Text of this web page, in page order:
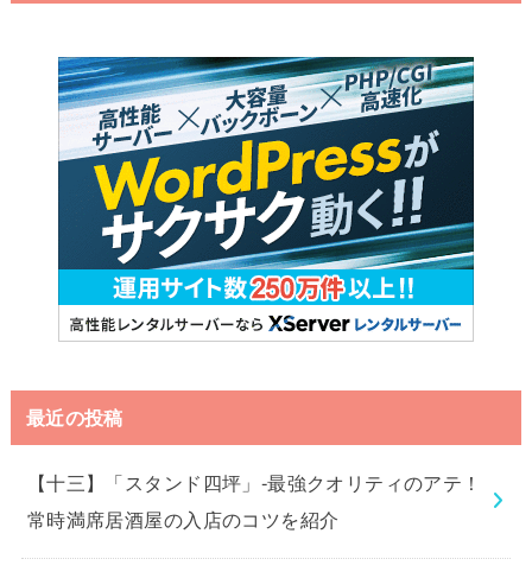
最近の投稿
【十三】「スタンド四坪」-最強クオリティのアテ！
常時満席居酒屋の入店のコツを紹介